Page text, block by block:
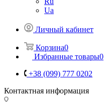
Ua
Личный кабинет
Корзина0
Избранные товары0
+38 (099) 777 0202
Контактная информация